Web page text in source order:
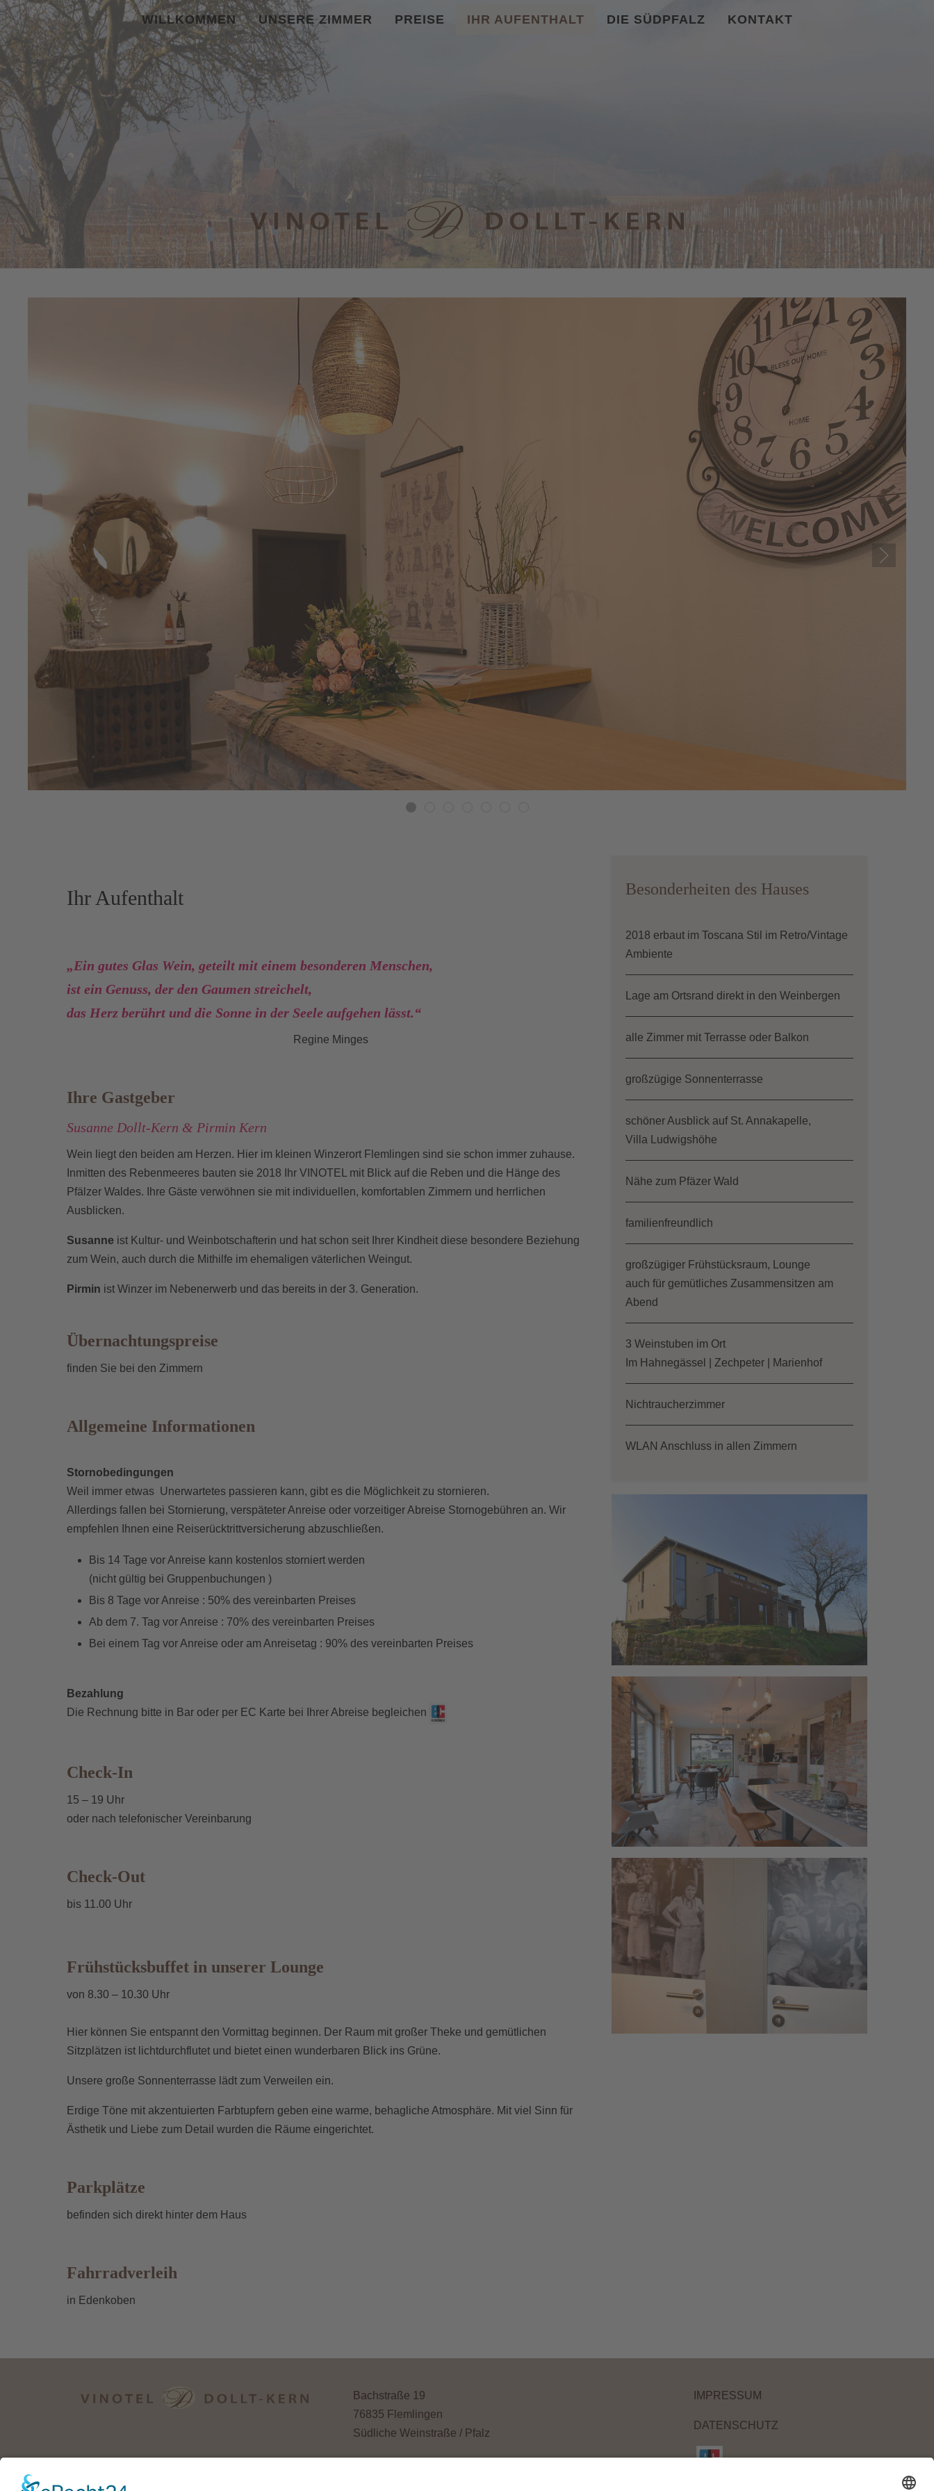
WILLKOMMEN UNSERE ZIMMER PREISE IHR AUFENTHALT DIE SÜDPFALZ KONTAKT
Ihr Aufenthalt
„Ein gutes Glas Wein, geteilt mit einem besonderen Menschen,
ist ein Genuss, der den Gaumen streichelt,
das Herz berührt und die Sonne in der Seele aufgehen lässt.“
Regine Minges
Ihre Gastgeber
Susanne Dollt-Kern & Pirmin Kern
Wein liegt den beiden am Herzen. Hier im kleinen Winzerort Flemlingen sind sie schon immer zuhause.
Inmitten des Rebenmeeres bauten sie 2018 Ihr VINOTEL mit Blick auf die Reben und die Hänge des
Pfälzer Waldes. Ihre Gäste verwöhnen sie mit individuellen, komfortablen Zimmern und herrlichen
Ausblicken.
Susanne ist Kultur- und Weinbotschafterin und hat schon seit Ihrer Kindheit diese besondere Beziehung
zum Wein, auch durch die Mithilfe im ehemaligen väterlichen Weingut.
Pirmin ist Winzer im Nebenerwerb und das bereits in der 3. Generation.
Übernachtungspreise
finden Sie bei den Zimmern
Allgemeine Informationen
Stornobedingungen
Weil immer etwas Unerwartetes passieren kann, gibt es die Möglichkeit zu stornieren.
Allerdings fallen bei Stornierung, verspäteter Anreise oder vorzeitiger Abreise Stornogebühren an. Wir
empfehlen Ihnen eine Reiserücktrittversicherung abzuschließen.
Bis 14 Tage vor Anreise kann kostenlos storniert werden
(nicht gültig bei Gruppenbuchungen )
Bis 8 Tage vor Anreise : 50% des vereinbarten Preises
Ab dem 7. Tag vor Anreise : 70% des vereinbarten Preises
Bei einem Tag vor Anreise oder am Anreisetag : 90% des vereinbarten Preises
Bezahlung
Die Rechnung bitte in Bar oder per EC Karte bei Ihrer Abreise begleichen
Check-In
15 – 19 Uhr
oder nach telefonischer Vereinbarung
Check-Out
bis 11.00 Uhr
Frühstücksbuffet in unserer Lounge
von 8.30 – 10.30 Uhr
Hier können Sie entspannt den Vormittag beginnen. Der Raum mit großer Theke und gemütlichen
Sitzplätzen ist lichtdurchflutet und bietet einen wunderbaren Blick ins Grüne.
Unsere große Sonnenterrasse lädt zum Verweilen ein.
Erdige Töne mit akzentuierten Farbtupfern geben eine warme, behagliche Atmosphäre. Mit viel Sinn für
Ästhetik und Liebe zum Detail wurden die Räume eingerichtet.
Parkplätze
befinden sich direkt hinter dem Haus
Fahrradverleih
in Edenkoben
Besonderheiten des Hauses
2018 erbaut im Toscana Stil im Retro/Vintage
Ambiente
Lage am Ortsrand direkt in den Weinbergen
alle Zimmer mit Terrasse oder Balkon
großzügige Sonnenterrasse
schöner Ausblick auf St. Annakapelle,
Villa Ludwigshöhe
Nähe zum Pfäzer Wald
familienfreundlich
großzügiger Frühstücksraum, Lounge
auch für gemütliches Zusammensitzen am
Abend
3 Weinstuben im Ort
Im Hahnegässel | Zechpeter | Marienhof
Nichtraucherzimmer
WLAN Anschluss in allen Zimmern
Bachstraße 19
76835 Flemlingen
Südliche Weinstraße / Pfalz
IMPRESSUM
DATENSCHUTZ